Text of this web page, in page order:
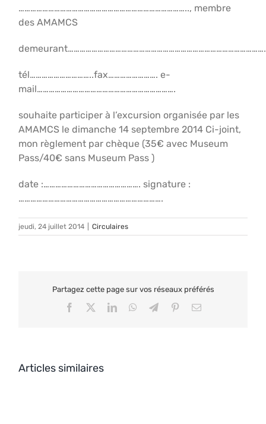
………………………………………………………………………….., membre
des AMAMCS
tél…………………………..fax……………………. e-
mail…………………………………………………………….
souhaite participer à l’excursion organisée par les
AMAMCS le dimanche 14 septembre 2014 Ci-joint,
mon règlement par chèque (35€ avec Museum
Pass/40€ sans Museum Pass )
date :…………………………………………. signature :
……………………………………………………………….
jeudi, 24 juillet 2014 Circulaires
Partagez cette page sur vos réseaux préférés
Facebook LinkedInWhatsApp
TelegramPinterestEmail
Articles similaires